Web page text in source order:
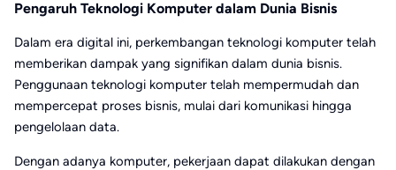
Pengaruh Teknologi Komputer dalam Dunia Bisnis
Dalam era digital ini, perkembangan teknologi komputer telah
memberikan dampak yang signifikan dalam dunia bisnis.
Penggunaan teknologi komputer telah mempermudah dan
mempercepat proses bisnis, mulai dari komunikasi hingga
pengelolaan data.
Dengan adanya komputer, pekerjaan dapat dilakukan dengan